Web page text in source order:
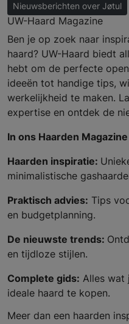
Nieuwsberichten over Jøtul
UW-Haard Magazine
Ben je op zoek naar
haard? UW-Haard biedt
hebt om de perfecte
ideeën tot handige tips,
werkelijkheid te maken.
expertise en ontdek de
In ons Haarden
Haarden inspiratie:
minimalistische
Praktisch advies: Tips
en budgetplanning.
De nieuwste trends:
en tijdloze stijlen.
Complete gids: Alles wat
ideale haard te kopen.
Meer dan een haarden